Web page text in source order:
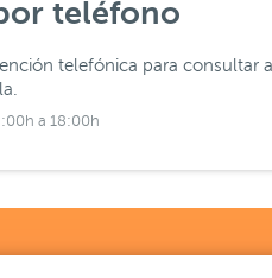
teléfono
telefónica para consultar
a 18:00h